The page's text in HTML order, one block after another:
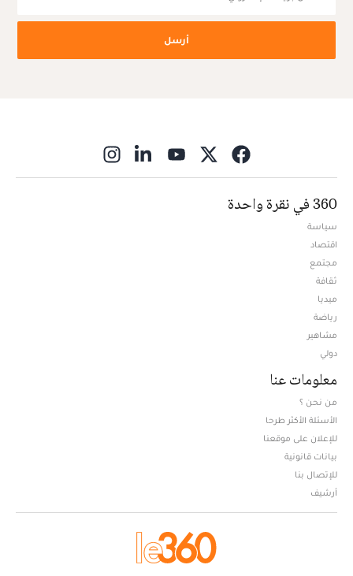
أرسل
360 في نقرة واحدة
سياسة
اقتصاد
مجتمع
ثقافة
ميديا
رياضة
مشاهير
دولي
معلومات عنا
من نحن ؟
الأسئلة الأكثر طرحا
للإعلان على موقعنا
بيانات قانونية
للإتصال بنا
أرشيف